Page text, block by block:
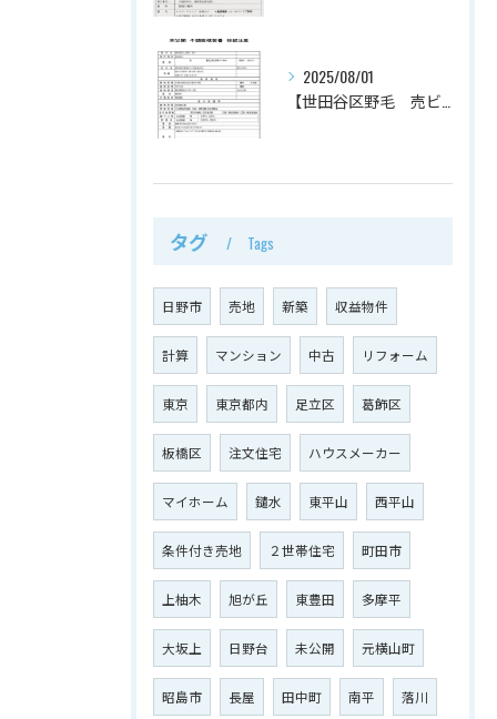
2025/08/01
タグ Tags
日野市 売地 新築 収益物件
計算 マンション 中古 リフォーム
東京 東京都内 足立区 葛飾区
板橋区 注文住宅 ハウスメーカー
マイホーム 鑓水 東平山 西平山
条件付き売地 ２世帯住宅 町田市
上柚木 旭が丘 東豊田 多摩平
大坂上 日野台 未公開 元横山町
昭島市 長屋 田中町 南平 落川